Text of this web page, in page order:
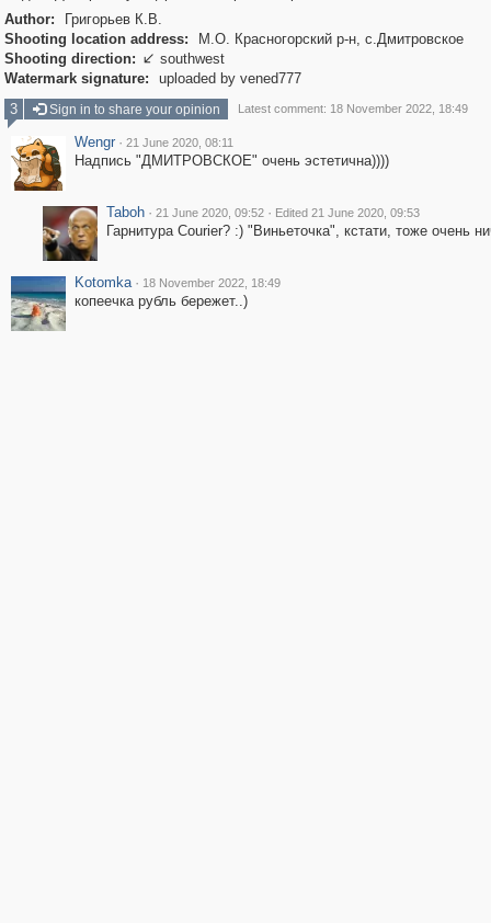
Author:
Григорьев К.В.
Shooting location address:
М.О. Красногорский р-н, с.Дмитровское
Shooting direction:  southwest
Watermark signature:
uploaded by vened777
3
Sign in to share your opinion Latest comment: 18 November 2022, 18:49
Wengr · 21 June 2020, 08:11
Надпись "ДМИТРОВСКОЕ" очень эстетична))))
Taboh · 21 June 2020, 09:52 · Edited 21 June 2020, 09:53
Гарнитура Courier? :) "Виньеточка", кстати, тоже очень
Kotomka · 18 November 2022, 18:49
копеечка рубль бережет..)